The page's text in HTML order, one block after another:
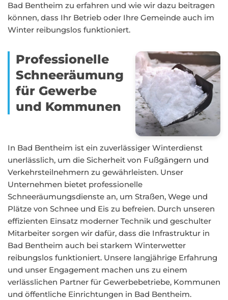
Bad Bentheim zu erfahren und wie wir dazu beitragen
können, dass Ihr Betrieb oder Ihre Gemeinde auch im
Winter reibungslos funktioniert.
Professionelle
Schneeräumung
für Gewerbe
und Kommunen
In Bad Bentheim ist ein zuverlässiger Winterdienst
unerlässlich, um die Sicherheit von Fußgängern und
Verkehrsteilnehmern zu gewährleisten. Unser
Unternehmen bietet professionelle
Schneeräumungsdienste an, um Straßen, Wege und
Plätze von Schnee und Eis zu befreien. Durch unseren
effizienten Einsatz moderner Technik und geschulter
Mitarbeiter sorgen wir dafür, dass die Infrastruktur in
Bad Bentheim auch bei starkem Winterwetter
reibungslos funktioniert. Unsere langjährige Erfahrung
und unser Engagement machen uns zu einem
verlässlichen Partner für Gewerbebetriebe, Kommunen
und öffentliche Einrichtungen in Bad Bentheim.